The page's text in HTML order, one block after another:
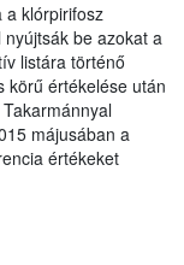
a klórpirifosz
be azokat a
listára történő
körű értékelése után
májusában a
értékeket